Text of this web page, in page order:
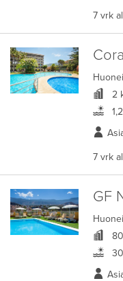
7 vrk
2
7 vrk
GF